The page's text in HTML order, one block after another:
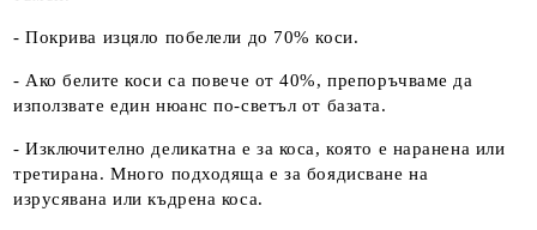
- Покрива изцяло побелели до 70% коси.
- Ако белите коси са повече от 40%, препоръчваме да
използвате един нюанс по-светъл от базата.
- Изключително деликатна е за коса, която е наранена или
третирана. Много подходяща е за боядисване на
изрусявана или къдрена коса.